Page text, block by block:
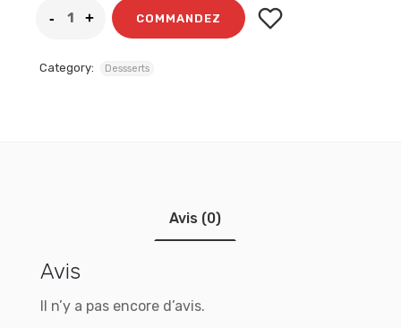
COMMANDEZ
Category: Dessserts
Avis (0)
Avis
Il n’y a pas encore d’avis.